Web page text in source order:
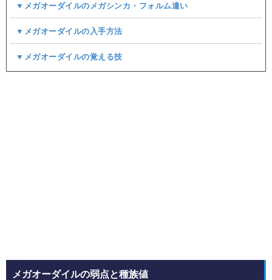
▼メガオーダイルのメガシンカ・フォルム違い
▼メガオーダイルの入手方法
▼メガオーダイルの覚える技
メガオーダイルの弱点と種族値